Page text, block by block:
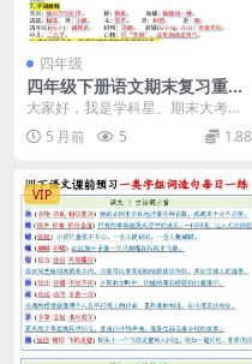
四年级
四年级下册语文期末复习重点
知识点一遍过：全册考点归纳
大家好，我是学科星。期末大考临
近，为了让复习更有针对性，今天
特意推荐这份四年级下...
5 月前 5 1.88
VIP